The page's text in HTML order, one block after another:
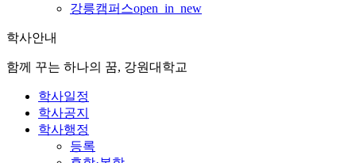
강릉캠퍼스open_in_new
학사안내
함께 꾸는 하나의 꿈, 강원대학교
학사일정
학사공지
학사행정
등록